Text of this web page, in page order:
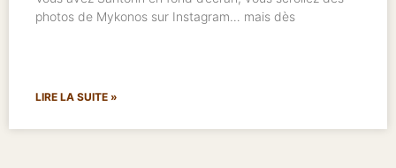
photos de Mykonos sur Instagram… mais dès
LIRE LA SUITE »